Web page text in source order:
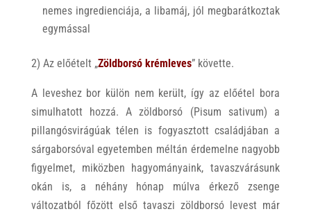
nemes ingredienciája, a libamáj, jól megbarátkoztak
egymással
2) Az előételt „Zöldborsó krémleves” követte.
A leveshez bor külön nem került, így az előétel bora
simulhatott hozzá. A zöldborsó (Pisum sativum) a
pillangósvirágúak télen is fogyasztott családjában a
sárgaborsóval egyetemben méltán érdemelne nagyobb
figyelmet, miközben hagyományaink, tavaszvárásunk
okán is, a néhány hónap múlva érkező zsenge
változatból főzött első tavaszi zöldborsó levest már